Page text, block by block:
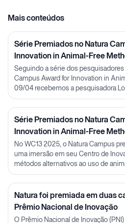
Mais conteúdos
Série Premiados no Natura
Innovation in Animal-Free
Lorena Neves
Seguindo a série dos
Campus Award for Innovation in
09/04 recebemos a pesquisadora
Série Premiados no Natura
Innovation in Animal-Free
Julia Carnelós
No WC13 2025, o Natura Campus
uma imersão em seu Centro de
métodos alternativos ao uso de
parcerias em P&D.
Natura foi premiada em duas
Prêmio Nacional de Inovação
O Prêmio Nacional de Inovação